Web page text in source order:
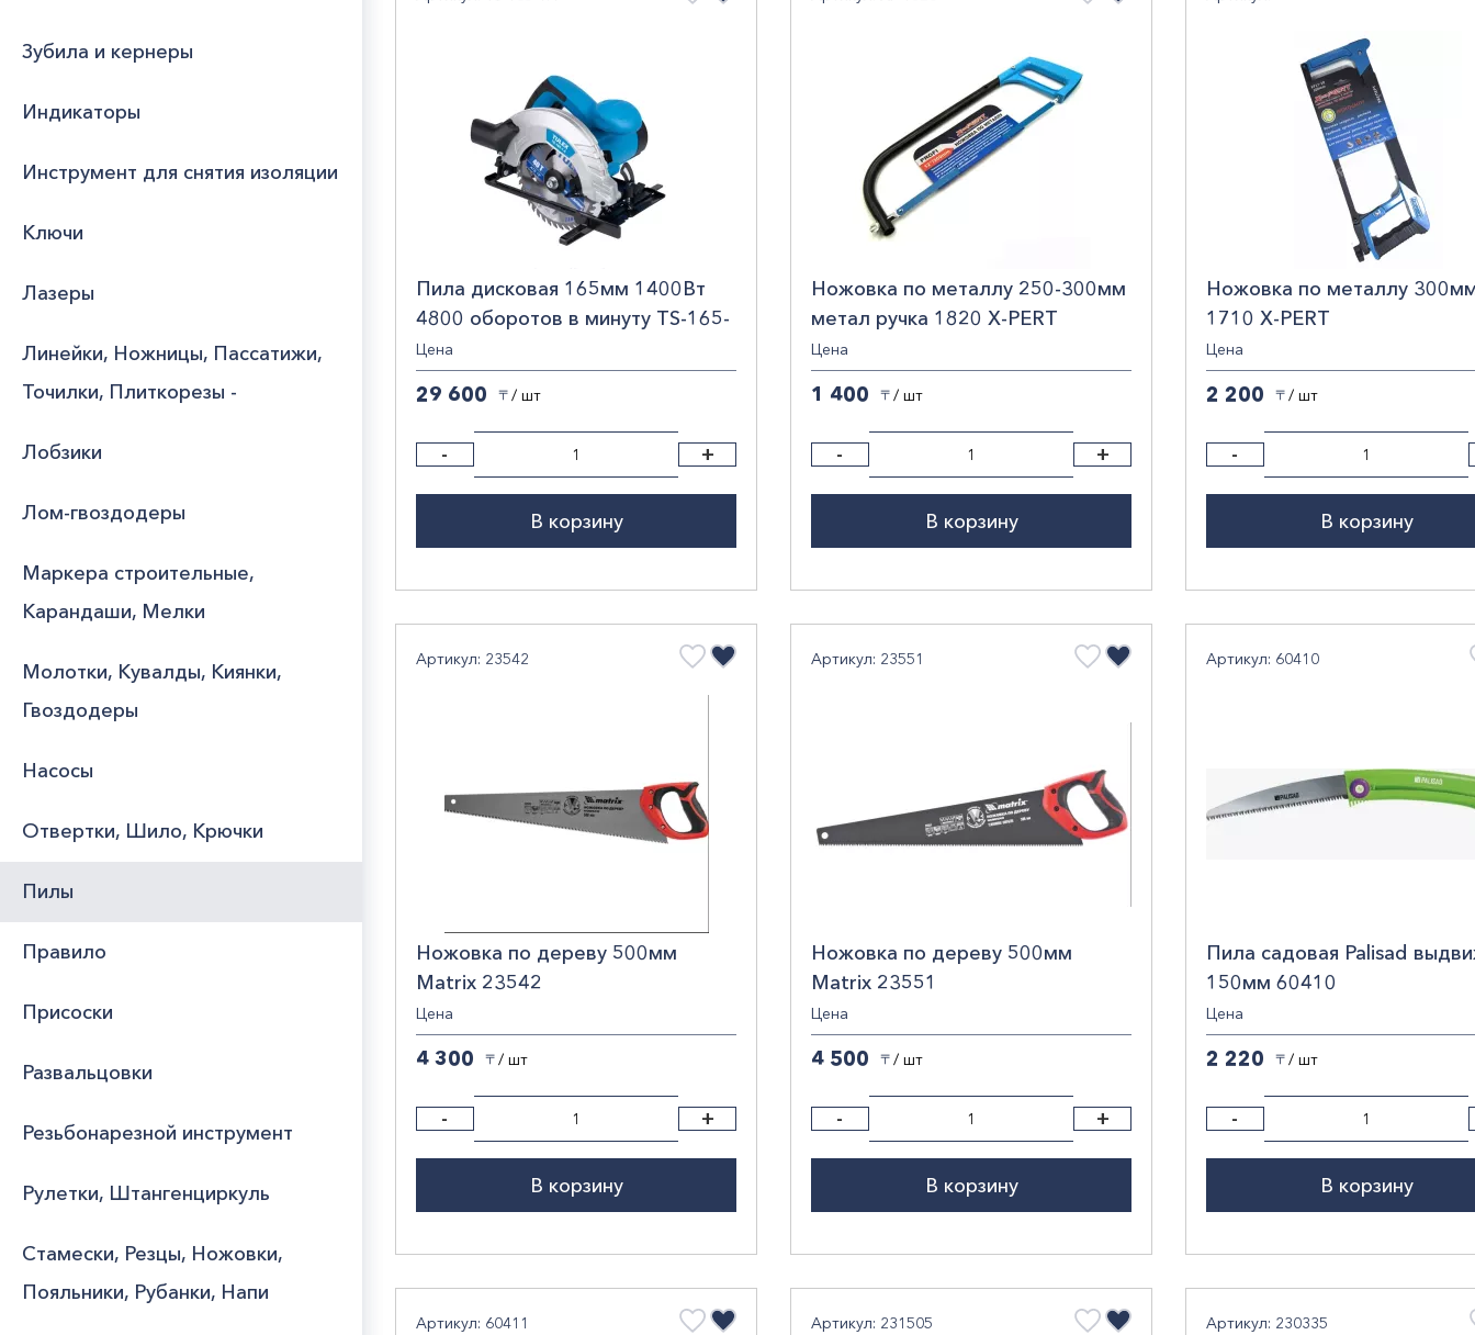
Зубила и кернеры
Индикаторы
Инструмент для снятия изоляции
Ключи
Лазеры
Линейки, Ножницы, Пассатижи,
Точилки, Плиткорезы -
Лобзики
Лом-гвоздодеры
Маркера строительные,
Карандаши, Мелки
Молотки, Кувалды, Киянки,
Гвоздодеры
Насосы
Отвертки, Шило, Крючки
Пилы
Правило
Присоски
Развальцовки
Резьбонарезной инструмент
Рулетки, Штангенциркуль
Стамески, Резцы, Ножовки,
Пояльники, Рубанки, Напи
По наименованию
310 1
СтранаПроисхождения
КИТАЙ 10
РОССИЯ 1
Бренд
2
SPARTA
X-PERT 2
Сибртех 1
Показать результаты
Пила дисковая 165мм 1400Вт
4800 оборотов в минуту TS-165-
1.4 Tulex (циркулярная)
Цена
29 600 〒 / шт
- +
В корзину
Ножовка по металлу 250-300мм
метал ручка 1820 X-PERT
Цена
1 400 〒 / шт
- +
В корзину
Ножовка по металлу
1710 X-PERT
Цена
2 200 〒 / шт
-
В корзину
Артикул: 23542
Ножовка по дереву 500мм
Matrix 23542
Цена
4 300 〒 / шт
- +
В корзину
Артикул: 23551
Ножовка по дереву 500мм
Matrix 23551
Цена
4 500 〒 / шт
- +
В корзину
Артикул: 60410
Пила садовая Palisad
150мм 60410
Цена
2 220 〒 / шт
-
В корзину
Артикул: 60411 Артикул: 231505 Артикул: 230335